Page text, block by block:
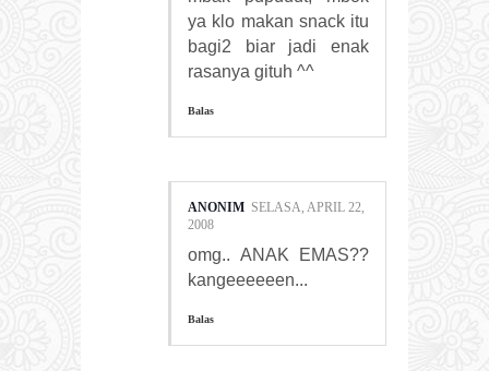
ya klo makan snack itu
bagi2 biar jadi enak
rasanya gituh ^^
Balas
ANONIM SELASA, APRIL 22,
2008
omg.. ANAK EMAS??
kangeeeeeen...
Balas